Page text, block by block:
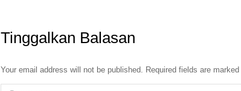
Tinggalkan Balasan
Your email address will not be published. Required fields are marked